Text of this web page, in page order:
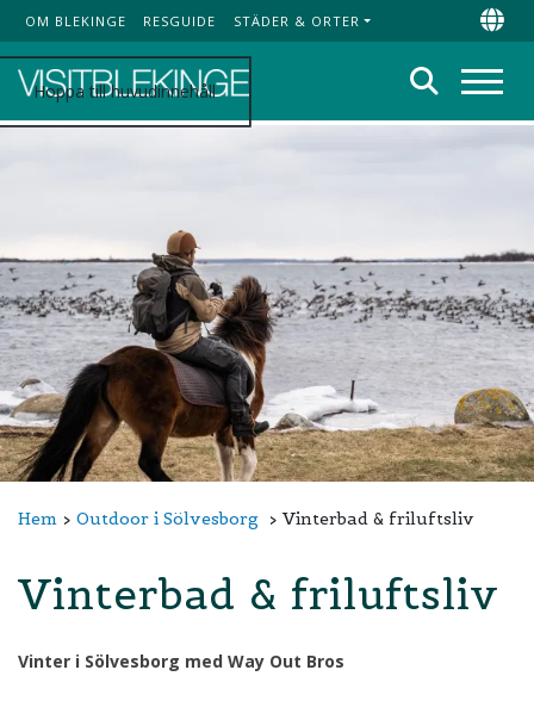
Hoppa till huvudinnehåll
Top Menu
OM BLEKINGE RESGUIDE STÄDER & ORTER
Sök
Hem Outdoor i Sölvesborg Vinterbad & friluftsliv
Vinterbad & friluftsliv
Vinter i Sölvesborg med Way Out Bros